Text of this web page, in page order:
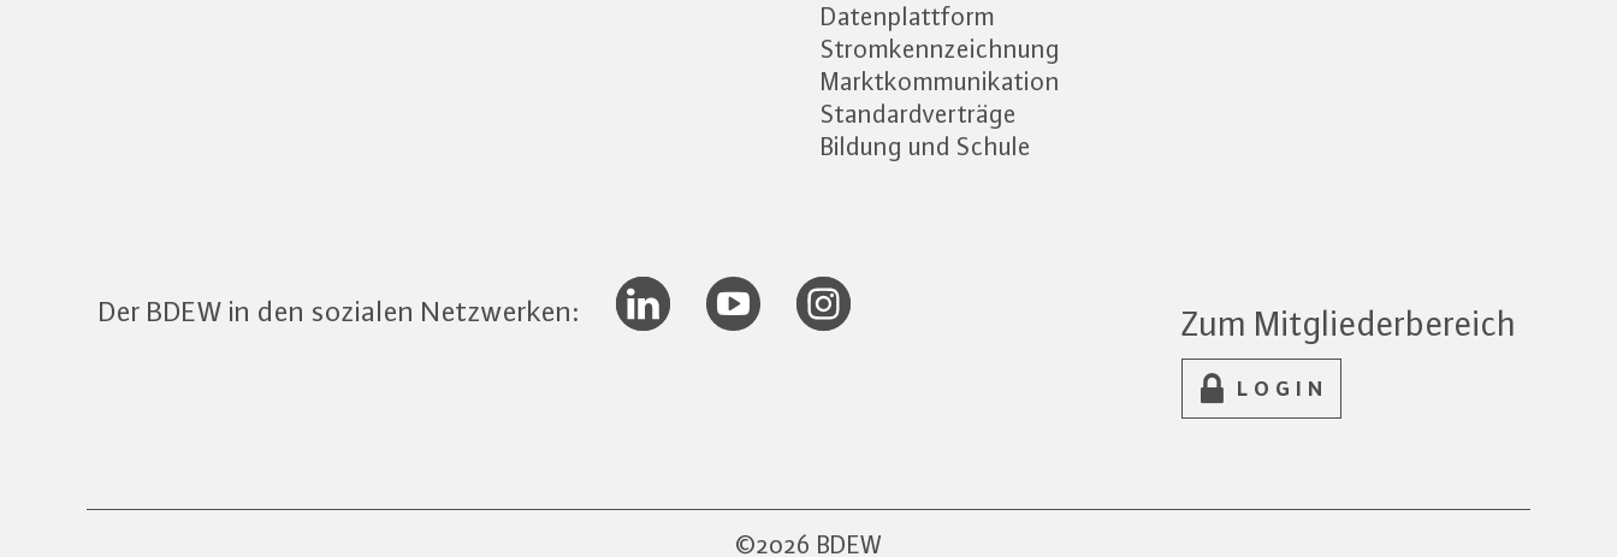
Datenplattform
Stromkennzeichnung
Marktkommunikation
Standardverträge
Bildung und Schule
Der BDEW in den sozialen Netzwerken: Zum Mitgliederbereich
LOGIN
2026 BDEW